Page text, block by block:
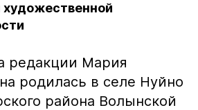
редакции Мария
родилась в селе Нуйно
района Волынской